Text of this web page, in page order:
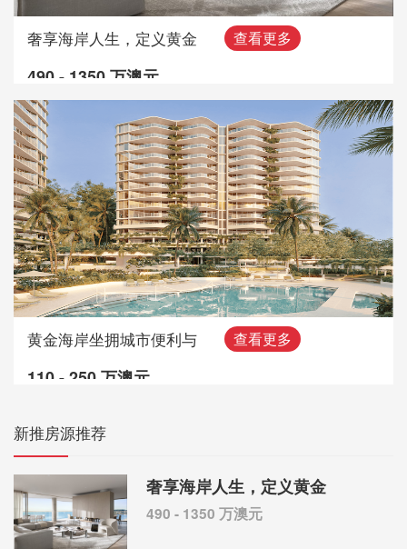
奢享海岸人生，定义黄金
490 - 1350 万澳元
查看更多
黄金海岸坐拥城市便利与
110 - 250 万澳元
查看更多
新推房源推荐
奢享海岸人生，定义黄金
490 - 1350 万澳元